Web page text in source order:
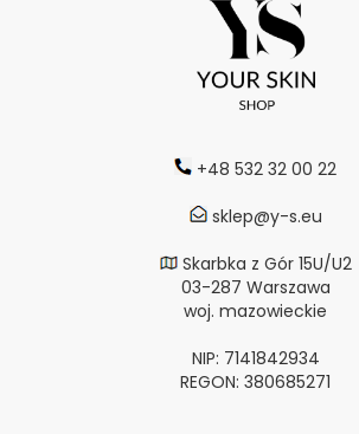
+48 532 32 00 22
sklep@y-s.eu
Skarbka z Gór 15U/U2
03-287 Warszawa
woj. mazowieckie
NIP: 7141842934
REGON: 380685271